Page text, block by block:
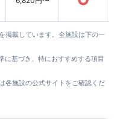
掲載しています。全施設は下の一
基づき、特におすすめする項目
各施設の公式サイトをご確認くだ